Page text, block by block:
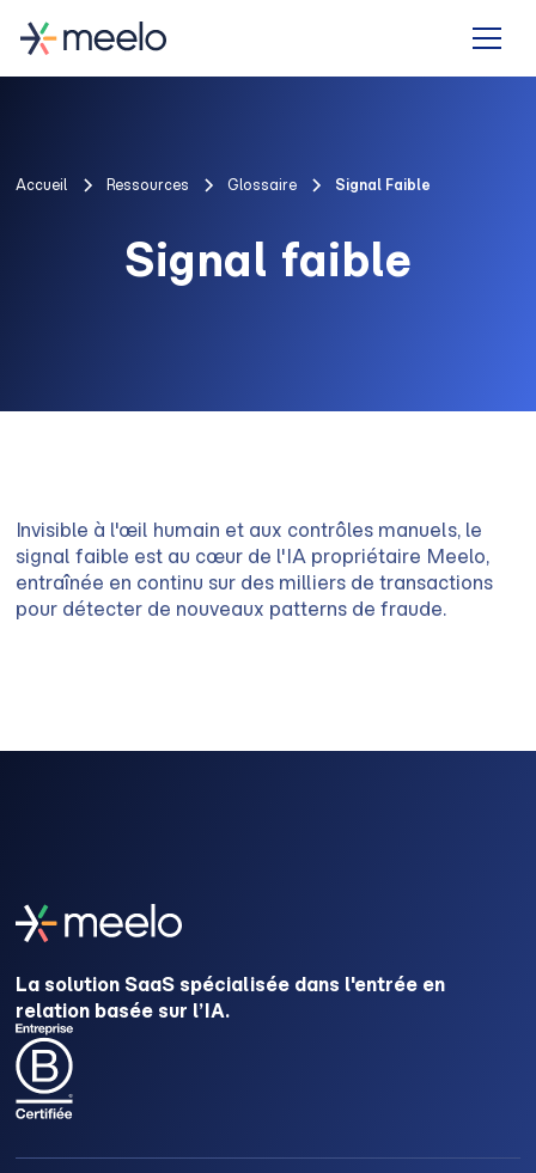
Accueil Ressources Glossaire Signal Faible
Signal faible
Invisible à l'œil humain et aux contrôles manuels, le
signal faible est au cœur de l'IA propriétaire Meelo,
entraînée en continu sur des milliers de transactions
pour détecter de nouveaux patterns de fraude.
La solution SaaS spécialisée dans l'entrée en
relation basée sur l’IA.